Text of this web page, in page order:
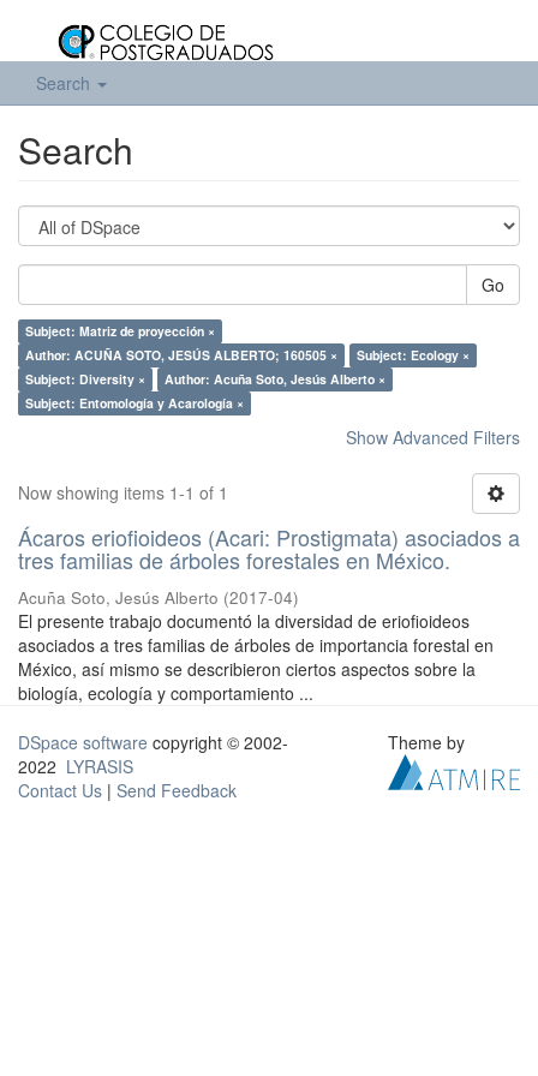
Search
Search
Go
Subject: Matriz de proyección ×
Author: ACUÑA SOTO, JESÚS ALBERTO; 160505 ×
Subject: Ecology ×
Subject: Diversity ×
Author: Acuña Soto, Jesús Alberto ×
Subject: Entomología y Acarología ×
Show Advanced Filters
Now showing items 1-1 of 1
Ácaros eriofioideos (Acari: Prostigmata) asociados a
tres familias de árboles forestales en México.
Acuña Soto, Jesús Alberto (2017-04)
El presente trabajo documentó la diversidad de eriofioideos
asociados a tres familias de árboles de importancia forestal en
México, así mismo se describieron ciertos aspectos sobre la
biología, ecología y comportamiento ...
DSpace software copyright © 2002-
2022 LYRASIS
Contact Us | Send Feedback
Theme by